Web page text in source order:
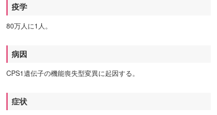
疫学
80万人に1人。
病因
CPS1遺伝子の機能喪失型変異に起因する。
症状